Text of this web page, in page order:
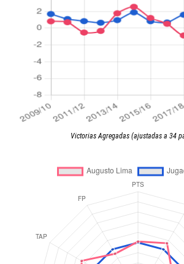
Victorias Agregadas (ajustadas a 34